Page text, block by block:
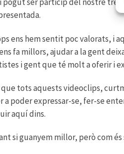
pogut ser particip del nostre
ens hem sentit poc valorats, i
fa millors, ajudar a la gent
i gent que té molt a oferir i
que tots aquests videoclips,
a poder expressar-se, fer-se
aquí dins.
si guanyem millor, però com és